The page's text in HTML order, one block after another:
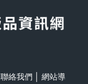
聯絡我們
網站導